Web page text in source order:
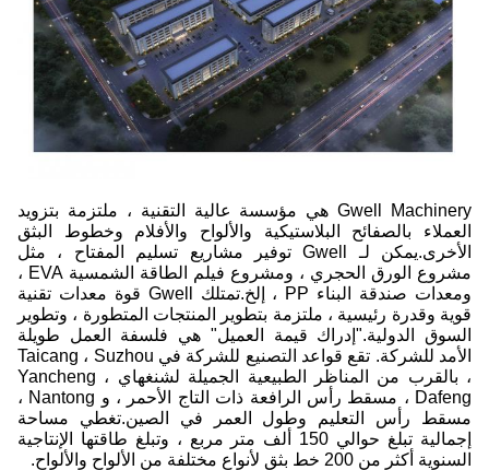
Gwell Machinery هي مؤسسة عالية التقنية ، ملتزمة بتزويد
العملاء بالصفائح البلاستيكية والألواح والأفلام وخطوط البثق
الأخرى.يمكن لـ Gwell توفير مشاريع تسليم المفتاح ، مثل
مشروع الورق الحجري ، ومشروع فيلم الطاقة الشمسية EVA ،
ومعدات صندقة البناء PP ، إلخ.تمتلك Gwell قوة معدات تقنية
قوية وقدرة رئيسية ، ملتزمة بتطوير المنتجات المتطورة ، وتطوير
السوق الدولية."إدراك قيمة العميل" هي فلسفة العمل طويلة
الأمد للشركة. تقع قواعد التصنيع للشركة في Taicang ، Suzhou
، بالقرب من المناظر الطبيعية الجميلة لشنغهاي ، Yancheng
Dafeng ، مسقط رأس الرافعة ذات التاج الأحمر ، و Nantong ،
مسقط رأس التعليم وطول العمر في الصين.تغطي مساحة
إجمالية تبلغ حوالي 150 ألف متر مربع ، وتبلغ طاقتها الإنتاجية
السنوية أكثر من 200 خط بثق لأنواع مختلفة من الألواح والألواح.